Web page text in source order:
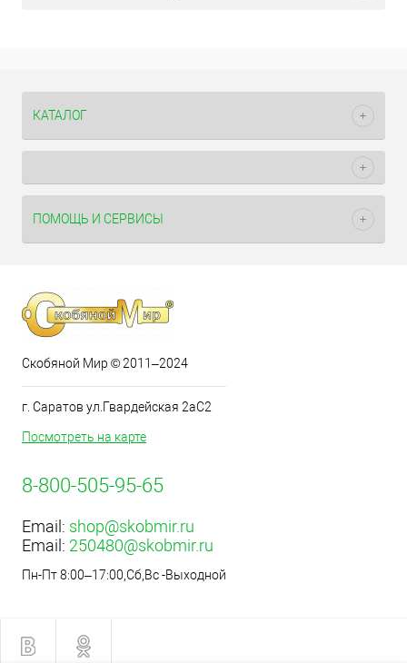
КАТАЛОГ
ПОМОЩЬ И СЕРВИСЫ
Скобяной Мир © 2011–2024
г. Саратов ул.Гвардейская 2аС2
Посмотреть на карте
8-800-505-95-65
Email: shop@skobmir.ru
Email: 250480@skobmir.ru
Пн-Пт 8:00–17:00,Сб,Вс -Выходной